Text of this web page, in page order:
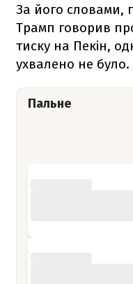
За його словами,
Трамп говорив
тиску на Пекін,
ухвалено не було.
Пальне